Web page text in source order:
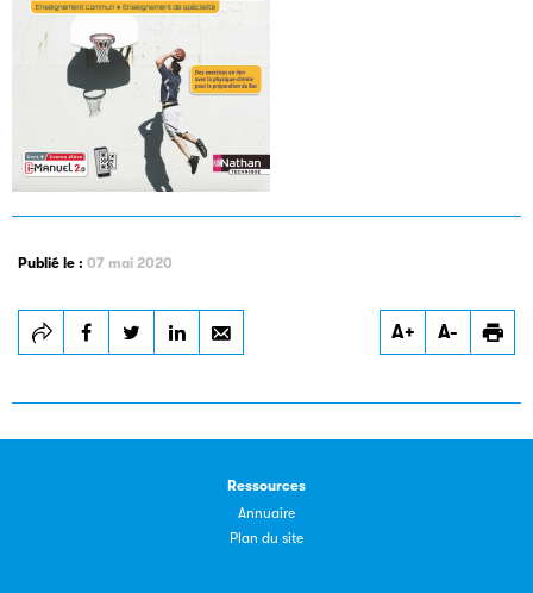
Publié le : 07 mai 2020
A+ A-
Ressources
Annuaire
Plan du site
enfants de CM1 et de CM2.
Partenaire